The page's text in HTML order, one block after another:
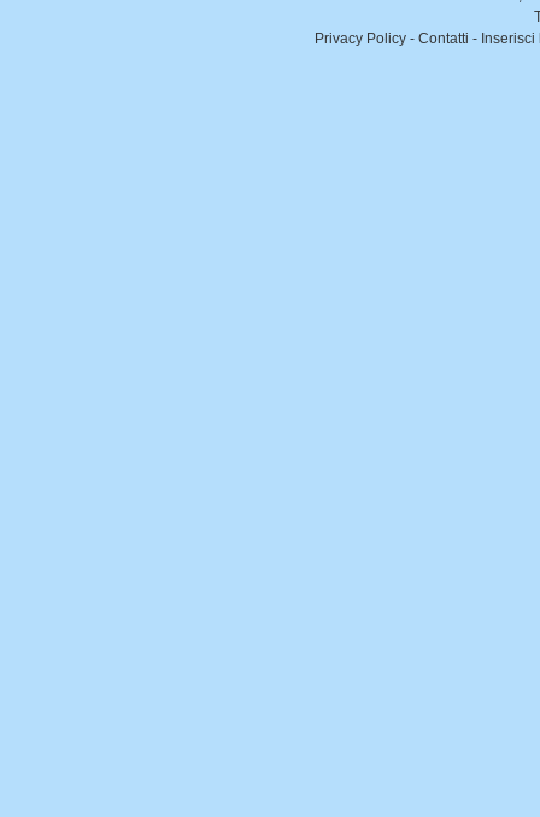
Privacy Policy - Contatti - Inserisci